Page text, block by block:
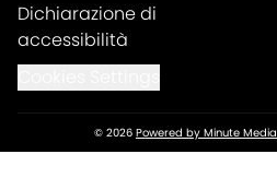
Dichiarazione di
accessibilità
© 2026 Powered by Minute Media